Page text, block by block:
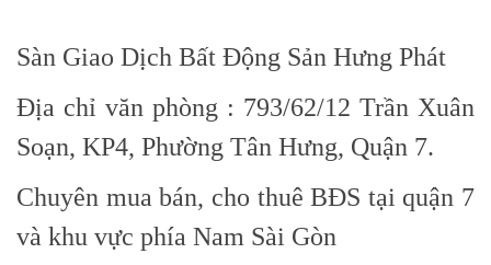
Sàn Giao Dịch Bất Động Sản Hưng Phát
Địa chỉ văn phòng : 793/62/12 Trần Xuân
Soạn, KP4, Phường Tân Hưng, Quận 7.
Chuyên mua bán, cho thuê BĐS tại quận 7
và khu vực phía Nam Sài Gòn